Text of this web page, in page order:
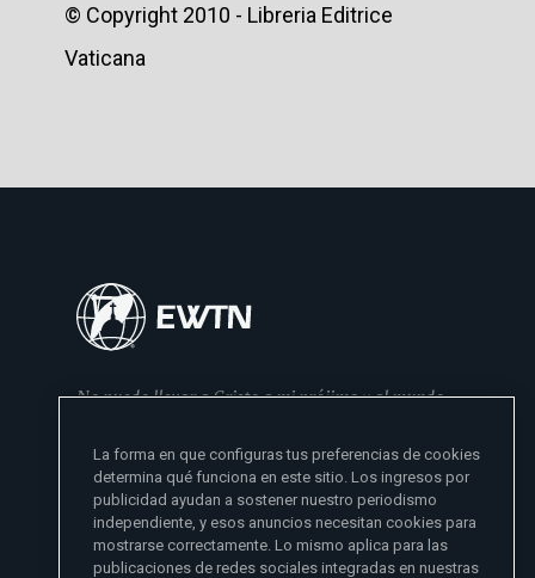
© Copyright 2010 - Libreria Editrice
Vaticana
No puedo llevar a Cristo a mi prójimo y al mundo
- Madre Angelica
La forma en que configuras tus preferencias de cookies
determina qué funciona en este sitio. Los ingresos por
publicidad ayudan a sostener nuestro periodismo
independiente, y esos anuncios necesitan cookies para
mostrarse correctamente. Lo mismo aplica para las
publicaciones de redes sociales integradas en nuestras